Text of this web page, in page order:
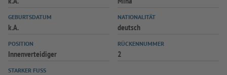
SPIELPLUS
GEBURTSDATUM
k.A.
NATIONALITÄT
deutsch
POSITION
Innenverteidiger
RÜCKENNUMMER
2
STARKER FUSS